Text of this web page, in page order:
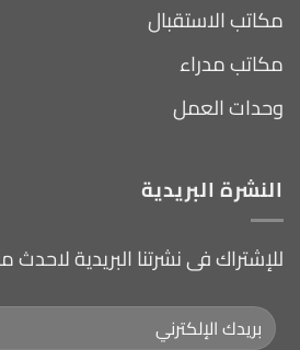
مكاتب الاستقبال
مكاتب مدراء
وحدات العمل
النشرة البريدية
للإشتراك فى نشرتنا البريدية لاحدث